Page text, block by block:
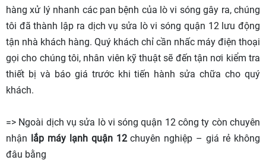
hàng xử lý nhanh các pan bệnh của lò vi sóng gây ra, chúng
tôi đã thành lập ra dịch vụ sửa lò vi sóng quận 12 lưu động
tận nhà khách hàng. Quý khách chỉ cần nhấc máy điện thoại
gọi cho chúng tôi, nhân viên kỹ thuật sẽ đến tận nơi kiểm tra
thiết bị và báo giá trước khi tiến hành sửa chữa cho quý
khách.
=> Ngoài dịch vụ sửa lò vi sóng quận 12 công ty còn chuyên
nhận lắp máy lạnh quận 12chuyên nghiệp – giá rẻ không
đâu bằng